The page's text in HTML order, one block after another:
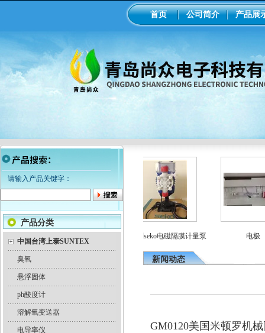
首页 公司简介 产品展
请输入产品关键字：
产品分类
中国台湾上泰SUNTEX
臭氧
悬浮固体
ph酸度计
溶解氧变送器
电导率仪
美国米顿罗机械隔膜计量泵 意大利seko电磁隔膜计量泵 电极
新闻动态
GM0120美国米顿罗机